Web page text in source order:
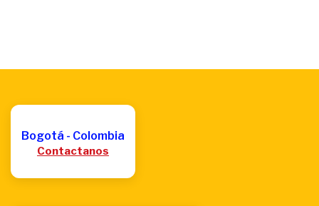
Bogotá - Colombia
Contactanos